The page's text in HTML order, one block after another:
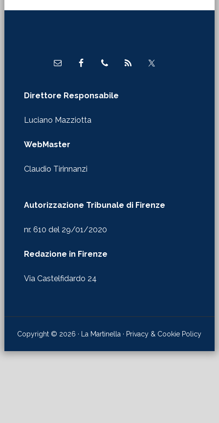
Direttore Responsabile
Luciano Mazziotta
WebMaster
Claudio Tirinnanzi
Autorizzazione Tribunale di Firenze
nr. 610 del 29/01/2020
Redazione in Firenze
Via Castelfidardo 24
Copyright © 2026 · La Martinella · Privacy & Cookie Policy